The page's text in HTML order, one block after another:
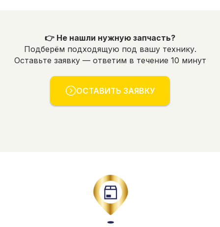
👉 Не нашли нужную запчасть?
Подберём подходящую под вашу технику.
Оставьте заявку — ответим в течение 10 минут
ОСТАВИТЬ ЗАЯВКУ